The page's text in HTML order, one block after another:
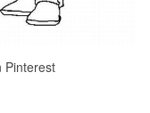
Pinterest